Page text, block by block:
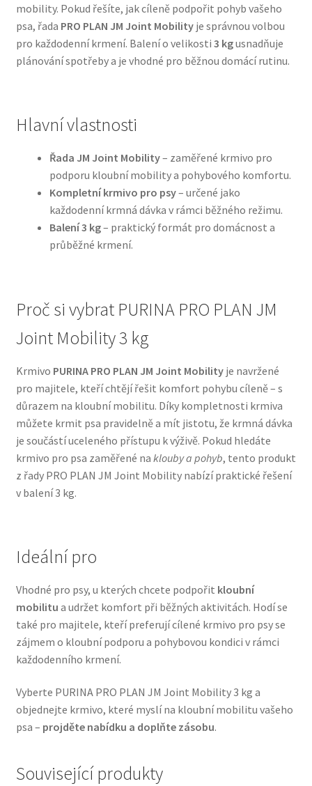
Brit pro psy
Granule pro psy
Hill’s pro psy
Hračky pro psy
Konzervy a kapsičky pro psy
Pelíšky pro psy
Ortopedické pelíšky
Přepravky pro psy
Royal Canin pro psy
Veterinární dieta pro psy
Vodítka a obojky
Wolf of Wilderness
mobility. Pokud řešíte, jak cíleně podpořit pohyb vašeho
psa, řada PRO PLAN JM Joint Mobilityje správnou volbou
pro každodenní krmení. Balení o velikosti 3 kgusnadňuje
plánování spotřeby a je vhodné pro běžnou domácí rutinu.
Hlavní vlastnosti
Řada JM Joint Mobility– zaměřené krmivo pro
podporu kloubní mobility a pohybového komfortu.
Kompletní krmivo pro psy– určené jako
každodenní krmná dávka v rámci běžného režimu.
Balení 3 kg– praktický formát pro domácnost a
průběžné krmení.
Proč si vybrat PURINA PRO PLAN JM
Joint Mobility 3 kg
Krmivo PURINA PRO PLAN JM Joint Mobilityje navržené
pro majitele, kteří chtějí řešit komfort pohybu cíleně – s
důrazem na kloubní mobilitu. Díky kompletnosti krmiva
můžete krmit psa pravidelně a mít jistotu, že krmná dávka
je součástí uceleného přístupu k výživě. Pokud hledáte
krmivo pro psa zaměřené na klouby a pohyb, tento produkt
z řady PRO PLAN JM Joint Mobility nabízí praktické řešení
v balení 3 kg.
Ideální pro
Vhodné pro psy, u kterých chcete podpořit kloubní
mobilitu a udržet komfort při běžných aktivitách. Hodí se
také pro majitele, kteří preferují cílené krmivo pro psy se
zájmem o kloubní podporu a pohybovou kondici v rámci
každodenního krmení.
Vyberte PURINA PRO PLAN JM Joint Mobility 3 kg a
objednejte krmivo, které myslí na kloubní mobilitu vašeho
psa – projděte nabídku a doplňte zásobu.
Související produkty